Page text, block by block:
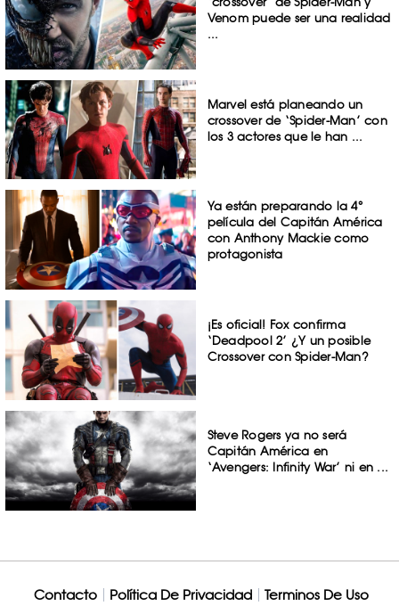
Venom puede ser una realidad
...
Marvel está planeando un
crossover de ‘Spider-Man’ con
los 3 actores que le han ...
Ya están preparando la 4°
película del Capitán América
con Anthony Mackie como
protagonista
¡Es oficial! Fox confirma
‘Deadpool 2’ ¿Y un posible
Crossover con Spider-Man?
Steve Rogers ya no será
Capitán América en
‘Avengers: Infinity War’ ni en ...
Contacto Política De Privacidad Terminos De Uso